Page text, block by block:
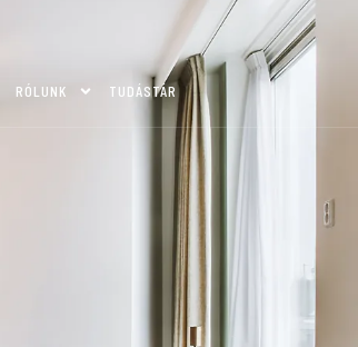
RÓLUNK TUDÁSTÁR